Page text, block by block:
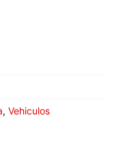
, Vehiculos